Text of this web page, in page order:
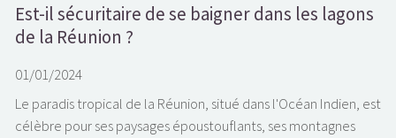
Est-il sécuritaire de se baigner dans les lagons
de la Réunion ?
01/01/2024
Le paradis tropical de la Réunion, situé dans l'Océan Indien, est
célèbre pour ses paysages époustouflants, ses montagnes